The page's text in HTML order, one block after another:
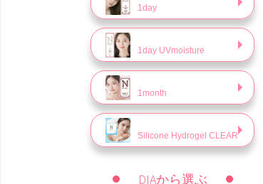
1day
1day UVmoisture
1month
Silicone Hydrogel CLEAR
DIAから選ぶ